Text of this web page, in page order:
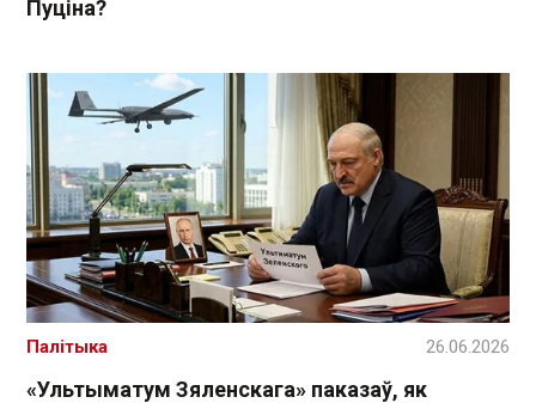
Пуціна?
«Ультыматум Зяленскага» паказаў, як
Палітыка 26.06.2026